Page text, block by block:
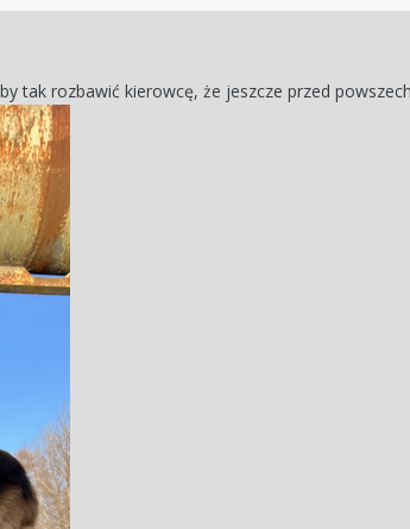
tak rozbawić kierowcę, że jeszcze przed